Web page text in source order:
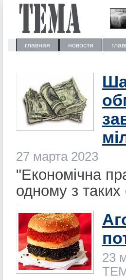
главная новости
27 марта 2023
"Економічна
одному з таких
23